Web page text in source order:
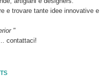
e trovare tante idee innovative e
"
contattaci!